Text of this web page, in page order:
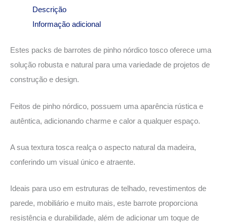
Descrição
Informação adicional
Estes packs de barrotes de pinho nórdico tosco oferece uma
solução robusta e natural para uma variedade de projetos de
construção e design.
Feitos de pinho nórdico, possuem uma aparência rústica e
autêntica, adicionando charme e calor a qualquer espaço.
A sua textura tosca realça o aspecto natural da madeira,
conferindo um visual único e atraente.
Ideais para uso em estruturas de telhado, revestimentos de
parede, mobiliário e muito mais, este barrote proporciona
resistência e durabilidade, além de adicionar um toque de